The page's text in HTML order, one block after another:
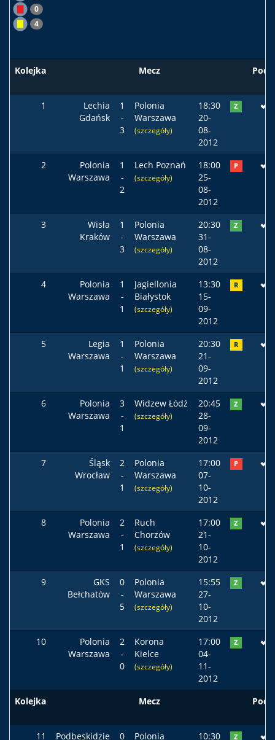
0
4
Kolejka Mecz
1
Lechia
Gdańsk
1
-
3
Polonia
Warszawa
(szczegóły)
18:30
20-
08-
2012
Z
2
Polonia
Warszawa
1
-
2
Lech Poznań
(szczegóły)
18:00
25-
08-
2012
P
3
Wisła
Kraków
1
-
3
Polonia
Warszawa
(szczegóły)
20:30
31-
08-
2012
Z
4
Polonia
Warszawa
1
-
1
Jagiellonia
Białystok
(szczegóły)
13:30
15-
09-
2012
R
5
Legia
Warszawa
1
-
1
Polonia
Warszawa
(szczegóły)
20:30
21-
09-
2012
R
6
Polonia
Warszawa
3
-
1
Widzew Łódź
(szczegóły)
20:45
28-
09-
2012
Z
7
Śląsk
Wrocław
2
-
1
Polonia
Warszawa
(szczegóły)
17:00
07-
10-
2012
P
8
Polonia
Warszawa
2
-
1
Ruch
Chorzów
(szczegóły)
17:00
21-
10-
2012
Z
9
GKS
Bełchatów
0
-
5
Polonia
Warszawa
(szczegóły)
15:55
27-
10-
2012
Z
10
Polonia
Warszawa
2
-
0
Korona
Kielce
(szczegóły)
17:00
04-
11-
2012
Z
Kolejka Mecz
11 Podbeskidzie 0 Polonia 10:30 Z